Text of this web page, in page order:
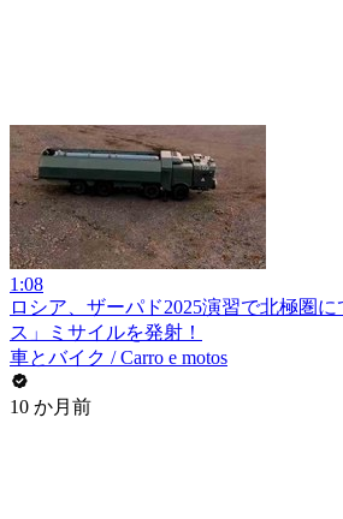
1:08
ロシア、ザーパド2025演習で北極圏
ス」ミサイルを発射！
車とバイク / Carro e motos
10 か月前